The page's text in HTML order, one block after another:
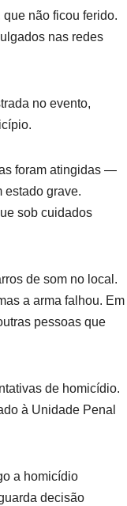
não ficou ferido.
nas redes
no evento,
foram atingidas —
estado grave.
sob cuidados
de som no local.
a arma falhou. Em
pessoas que
de homicídio.
à Unidade Penal
a homicídio
decisão